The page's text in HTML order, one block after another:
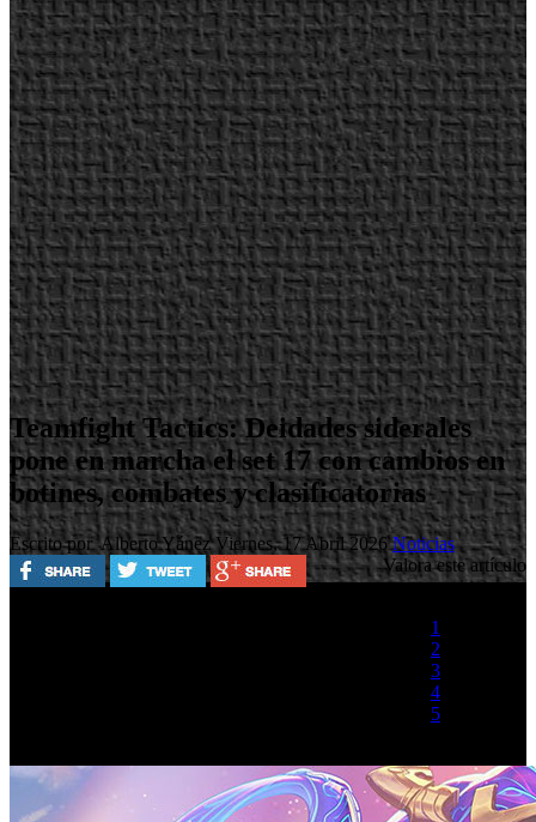
Teamfight Tactics: Deidades siderales
pone en marcha el set 17 con cambios en
botines, combates y clasificatorias
Escrito por Alberto YánezViernes, 17 Abril 2026Noticias
Valora este artículo
1
2
3
4
5